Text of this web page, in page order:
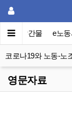
퍼 발간물 e노
코로나19와 노동-노
영문자료